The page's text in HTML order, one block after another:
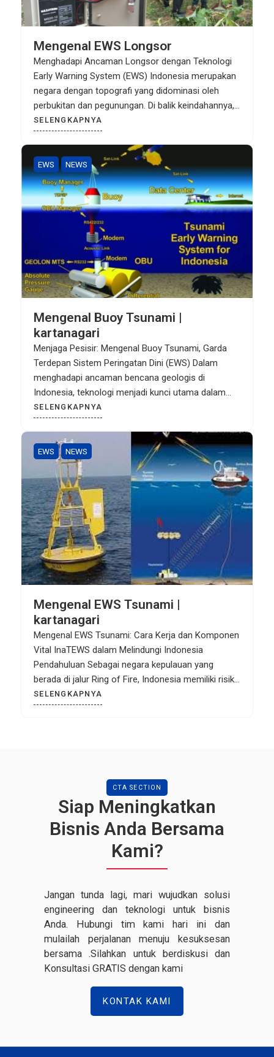
Mengenal EWS Longsor
Menghadapi Ancaman Longsor dengan Teknologi
Early Warning System (EWS) Indonesia merupakan
negara dengan topografi yang didominasi oleh
perbukitan dan pegunungan. Di balik keindahannya,
terdapat risiko bencana tanah longsor yang
mengintai, terutama saat intensitas curah hujan
meningkat. Untuk meminimalisir risiko jatuhnya
korban jiwa dan kerugian materiil, penerapan Early
Warning System (EWS) Longsor menjadi solusi
teknologi yang […]
SELENGKAPNYA
EWS NEWS
Mengenal Buoy Tsunami |
kartanagari
Menjaga Pesisir: Mengenal Buoy Tsunami, Garda
Terdepan Sistem Peringatan Dini (EWS) Dalam
menghadapi ancaman bencana geologis di
Indonesia, teknologi menjadi kunci utama dalam
menyelamatkan nyawa. Salah satu instrumen paling
krusial dalam Early Warning System (EWS) tsunami
adalah Buoy. Artikel ini akan mengupas tuntas apa
itu Buoy tsunami, komponen penyusunnya, serta
bagaimana prinsip kerjanya dalam mendeteksi […]
SELENGKAPNYA
EWS NEWS
Mengenal EWS Tsunami |
kartanagari
Mengenal EWS Tsunami: Cara Kerja dan Komponen
Vital InaTEWS dalam Melindungi Indonesia
Pendahuluan Sebagai negara kepulauan yang
berada di jalur Ring of Fire, Indonesia memiliki risiko
tinggi terhadap bencana tsunami. Salah satu pilar
utama dalam keselamatan maritim dan pesisir
SELENGKAPNYA
CTA SECTION
Siap Meningkatkan
Bisnis Anda Bersama
Kami?
Jangan tunda lagi, mari wujudkan solusi
engineering dan teknologi untuk bisnis
Anda. Hubungi tim kami hari ini dan
mulailah perjalanan menuju kesuksesan
bersama .Silahkan untuk berdiskusi dan
Konsultasi GRATIS dengan kami
KONTAK KAMI